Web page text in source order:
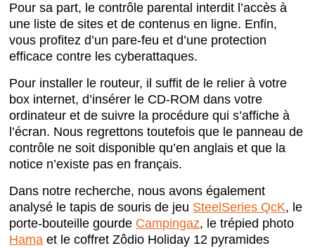
Pour sa part, le contrôle parental interdit l’accès à
une liste de sites et de contenus en ligne. Enfin,
vous profitez d’un pare-feu et d’une protection
efficace contre les cyberattaques.
Pour installer le routeur, il suffit de le relier à votre
box internet, d’insérer le CD-ROM dans votre
ordinateur et de suivre la procédure qui s’affiche à
l’écran. Nous regrettons toutefois que le panneau de
contrôle ne soit disponible qu’en anglais et que la
notice n’existe pas en français.
Dans notre recherche, nous avons également
analysé le tapis de souris de jeu SteelSeries QcK, le
porte-bouteille gourde Campingaz, le trépied photo
Hama et le coffret Zôdio Holiday 12 pyramides